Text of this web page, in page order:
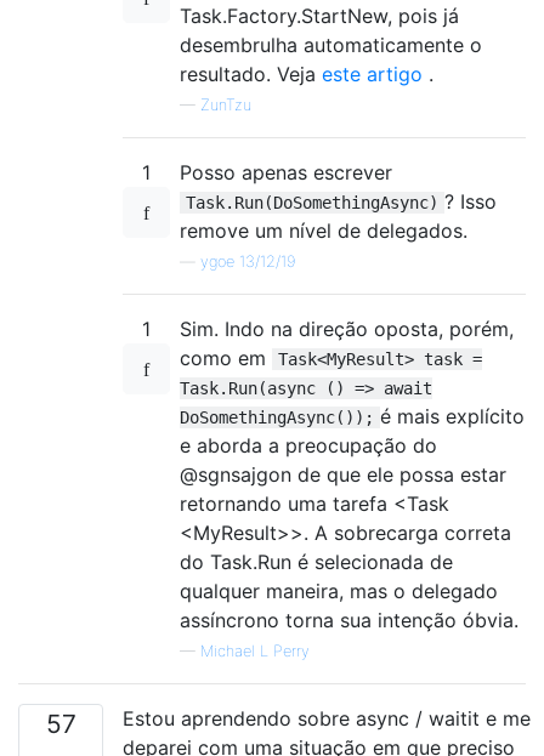
Task.Factory.StartNew, pois já
desembrulha automaticamente o
resultado. Veja este artigo .
— ZunTzu
1 Posso apenas escrever
Task.Run(DoSomethingAsync) ? Isso
remove um nível de delegados.
ygoe 13/12/19
1
Sim. Indo na direção oposta, porém,
como em
Task<MyResult> task =
Task.Run(async () => await
DoSomethingAsync()); é mais explícito
e aborda a preocupação do
@sgnsajgon de que ele possa estar
retornando uma tarefa <Task
<MyResult>>. A sobrecarga correta
do Task.Run é selecionada de
qualquer maneira, mas o delegado
assíncrono torna sua intenção óbvia.
— Michael L Perry
57
Estou aprendendo sobre async / waitit e me
deparei com uma situação em que preciso